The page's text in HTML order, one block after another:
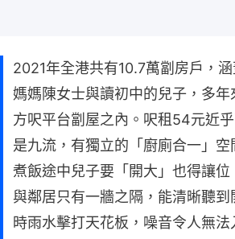
2021年全港共有10.7萬劏房戶，
媽媽陳女士與讀初中的兒子，多
方呎平台劏屋之內。呎租54元近
是九流，有獨立的「廚廁合一」空
煮飯途中兒子要「開大」也得讓位
與鄰居只有一牆之隔，能清晰聽
時雨水擊打天花板，噪音令人無